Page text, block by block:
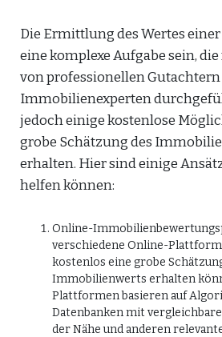
Die Ermittlung des Wertes
eine komplexe Aufgabe sein,
von professionellen
Immobilienexperten
jedoch einige kostenlose
grobe Schätzung des
erhalten. Hier sind einige
helfen können:
Online-
verschiedene Online-
kostenlos eine grobe
Immobilienwerts erhalten
Plattformen basieren auf
Datenbanken mit
der Nähe und anderen